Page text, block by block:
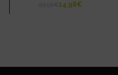
14,98€